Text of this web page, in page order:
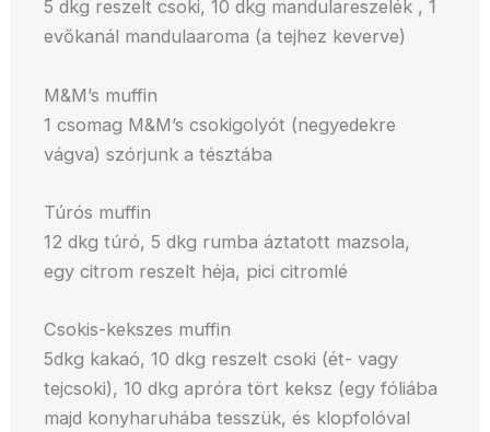
5 dkg reszelt csoki, 10 dkg mandulareszelék , 1
evőkanál mandulaaroma (a tejhez keverve)
M&M’s muffin
1 csomag M&M’s csokigolyót (negyedekre
vágva) szórjunk a tésztába
Túrós muffin
12 dkg túró, 5 dkg rumba áztatott mazsola,
egy citrom reszelt héja, pici citromlé
Csokis-kekszes muffin
5dkg kakaó, 10 dkg reszelt csoki (ét- vagy
tejcsoki), 10 dkg apróra tört keksz (egy fóliába
majd konyharuhába tesszük, és klopfolóval